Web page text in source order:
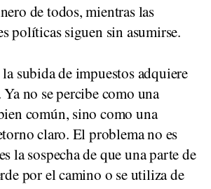
de todos, mientras las
políticas siguen sin asumirse.
subida de impuestos adquiere
no se percibe como una
común, sino como una
claro. El problema no es
la sospecha de que una parte de
por el camino o se utiliza de